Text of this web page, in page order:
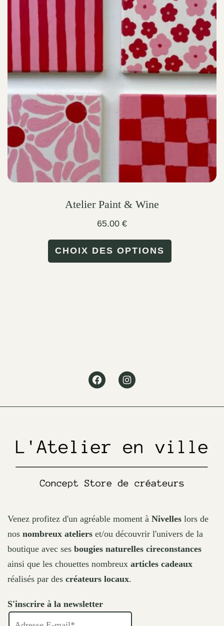
Atelier Paint & Wine
65.00 €
CHOIX DES OPTIONS
product
page
FacebookInstagram
Venez profitez d'un agréable moment à Nivelles lors de
nos nombreux ateliers et/ou découvrir l'univers de la
boutique avec ses bougies naturelles cireconstances
ainsi que les chouettes nombreux articles cadeaux
réalisés par des créateurs locaux.
S'inscrire à la newsletter